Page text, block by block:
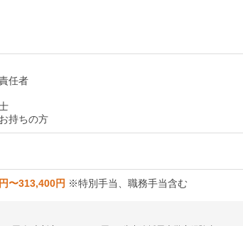
任者
持ちの方
〜313,400円 ※特別手当、職務手当含む